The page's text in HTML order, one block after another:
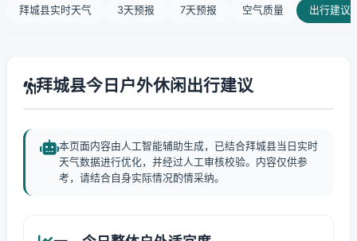
拜城县实时天气 3天预报 7天预报 空气质量 出行建议
拜城县今日户外休闲出行建议
本页面内容由人工智能辅助生成，已结合拜城县当日实时
天气数据进行优化，并经过人工审核校验。内容仅供参
考，请结合自身实际情况酌情采纳。